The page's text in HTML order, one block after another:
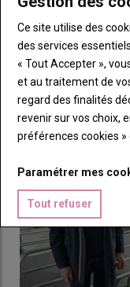
Un axe de
une filière
L’industrialisation
espagnol
15 juillet 2026
Pour comprendre
espagnole,
Ce site utilise des
des services
« Tout Accepter »,
et au traitement de
regard des finalités
revenir sur vos choix,
préférences cookies »
Paramétrer mes
Tout refuser